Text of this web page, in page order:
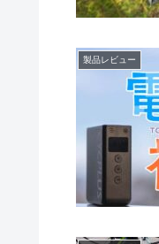
製品レビュー